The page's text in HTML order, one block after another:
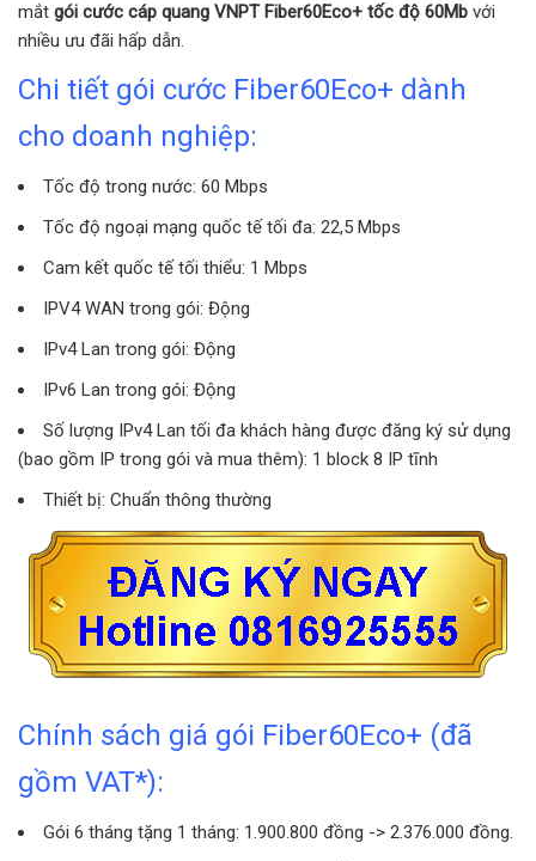
mắt gói cước cáp quang VNPT Fiber60Eco+ tốc độ 60Mb với
nhiều ưu đãi hấp dẫn.
Chi tiết gói cước Fiber60Eco+ dành
cho doanh nghiệp:
Tốc độ trong nước: 60 Mbps
Tốc độ ngoại mạng quốc tế tối đa: 22,5 Mbps
Cam kết quốc tế tối thiểu: 1 Mbps
IPV4 WAN trong gói: Động
IPv4 Lan trong gói: Động
IPv6 Lan trong gói: Động
Số lượng IPv4 Lan tối đa khách hàng được đăng ký sử dụng
(bao gồm IP trong gói và mua thêm): 1 block 8 IP tĩnh
Thiết bị: Chuẩn thông thường
Chính sách giá gói Fiber60Eco+ (đã
gồm VAT*):
Gói 6 tháng tặng 1 tháng: 1.900.800 đồng -> 2.376.000 đồng.